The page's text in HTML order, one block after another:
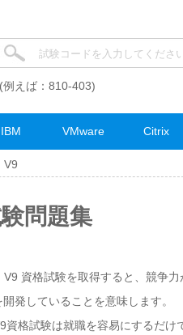
(例えば：810-403)
IBM VMware Citrix
V9
問題集
資格試験を取得すると、競争
発していることを意味します。
資格試験は就職を容易にするだ